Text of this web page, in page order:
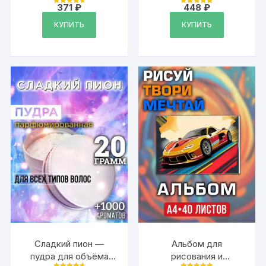
волос, 20 гр
Оценка
из 5
371₽
КУПИТЬ
Оценка
из 5
448 ₽
КУПИТЬ
Сладкий пион —
пудра для объёма
Альбом для
рисования и